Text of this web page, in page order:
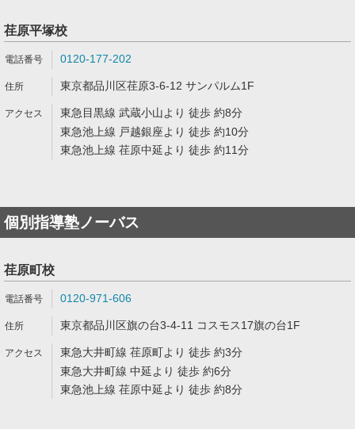
荏原平塚校
0120-177-202
東京都品川区荏原3-6-12 サンパルム1F
東急目黒線 武蔵小山より 徒歩 約8分
東急池上線 戸越銀座より 徒歩 約10分
東急池上線 荏原中延より 徒歩 約11分
個別指導塾ノーバス
荏原町校
0120-971-606
東京都品川区旗の台3-4-11 コスモス17旗の台1F
東急大井町線 荏原町より 徒歩 約3分
東急大井町線 中延より 徒歩 約6分
東急池上線 荏原中延より 徒歩 約8分